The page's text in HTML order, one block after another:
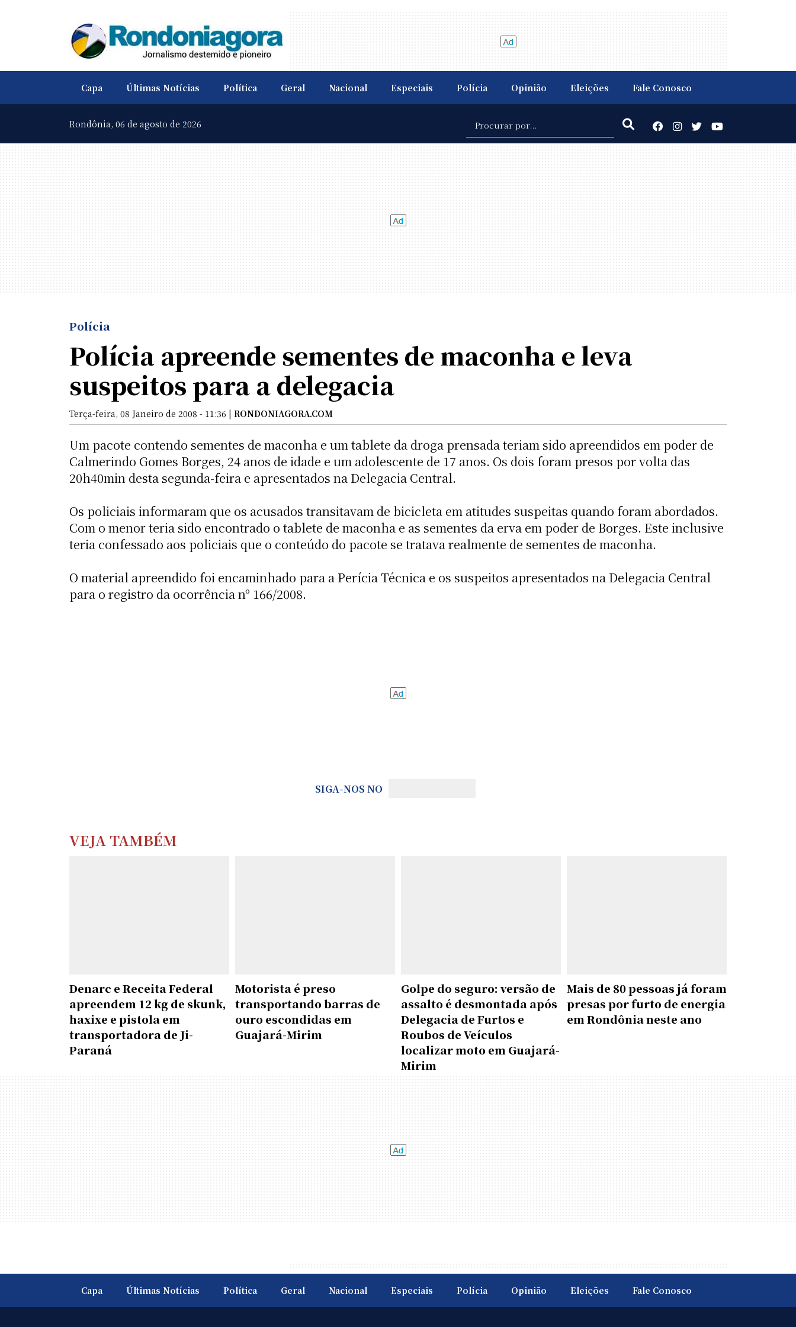
Capa Últimas Notícias Política Geral Nacional Especiais Polícia Opinião Eleições Fale Conosco
Rondônia, 06 de agosto de 2026
Polícia
Polícia apreende sementes de maconha e leva
suspeitos para a delegacia
Terça-feira, 08 Janeiro de 2008 - 11:36 | RONDONIAGORA.COM
Um pacote contendo sementes de maconha e um tablete da droga prensada teriam sido apreendidos em poder de
Calmerindo Gomes Borges, 24 anos de idade e um adolescente de 17 anos. Os dois foram presos por volta das
20h40min desta segunda-feira e apresentados na Delegacia Central.
Os policiais informaram que os acusados transitavam de bicicleta em atitudes suspeitas quando foram abordados.
Com o menor teria sido encontrado o tablete de maconha e as sementes da erva em poder de Borges. Este inclusive
teria confessado aos policiais que o conteúdo do pacote se tratava realmente de sementes de maconha.
O material apreendido foi encaminhado para a Perícia Técnica e os suspeitos apresentados na Delegacia Central
para o registro da ocorrência nº 166/2008.
SIGA-NOS NO
VEJA TAMBÉM
Denarc e Receita Federal
apreendem 12 kg de skunk,
haxixe e pistola em
transportadora de Ji-
Paraná
Motorista é preso
transportando barras de
ouro escondidas em
Guajará-Mirim
Golpe do seguro: versão de
assalto é desmontada após
Delegacia de Furtos e
Roubos de Veículos
localizar moto em Guajará-
Mirim
Mais de 80 pessoas já foram
presas por furto de energia
em Rondônia neste ano
Capa Últimas Notícias Política Geral Nacional Especiais Polícia Opinião Eleições Fale Conosco